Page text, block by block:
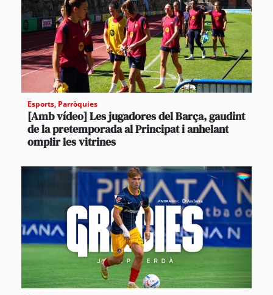
Esports, Parròquies
[Amb vídeo] Les jugadores del Barça, gaudint
de la pretemporada al Principat i anhelant
omplir les vitrines